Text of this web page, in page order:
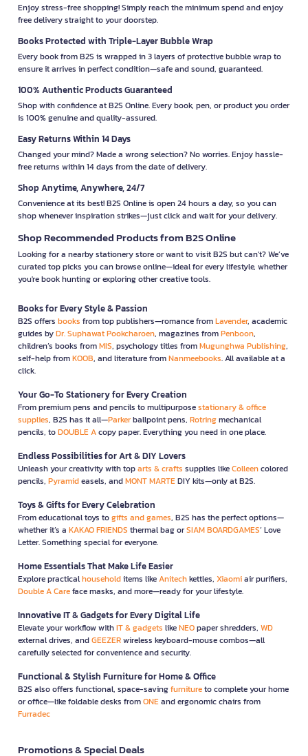
Enjoy stress-free shopping! Simply reach the minimum spend and enjoy
free delivery straight to your doorstep.
Books Protected with Triple-Layer Bubble Wrap
Every book from B2S is wrapped in 3 layers of protective bubble wrap to
ensure it arrives in perfect condition—safe and sound, guaranteed.
100% Authentic Products Guaranteed
Shop with confidence at B2S Online. Every book, pen, or product you order
is 100% genuine and quality-assured.
Easy Returns Within 14 Days
Changed your mind? Made a wrong selection? No worries. Enjoy hassle-
free returns within 14 days from the date of delivery.
Shop Anytime, Anywhere, 24/7
Convenience at its best! B2S Online is open 24 hours a day, so you can
shop whenever inspiration strikes—just click and wait for your delivery.
Shop Recommended Products from B2S Online
Looking for a nearby stationery store or want to visit B2S but can't? We’ve
curated top picks you can browse online—ideal for every lifestyle, whether
you're book hunting or exploring other creative tools.
Books for Every Style & Passion
B2S offers books from top publishers—romance fromLavender, academic
guides byDr. Suphawat Pookcharoen, magazines fromPenboon,
children’s books fromMIS, psychology titles fromMugunghwa Publishing,
self-help fromKOOB, and literature fromNanmeebooks. All available at a
click.
Your Go-To Stationery for Every Creation
From premium pens and pencils to multipurposestationary & office
supplies, B2S has it all—Parkerballpoint pens, Rotringmechanical
pencils, toDOUBLE Acopy paper. Everything you need in one place.
Endless Possibilities for Art & DIY Lovers
Unleash your creativity with toparts & crafts supplies likeColleencolored
pencils, Pyramideasels, andMONT MARTEDIY kits—only at B2S.
Toys & Gifts for Every Celebration
From educational toys togifts and games, B2S has the perfect options—
whether it’s a KAKAO FRIENDS thermal bag orSIAM BOARDGAMES’ Love
Letter. Something special for everyone.
Home Essentials That Make Life Easier
Explore practicalhouseholditems likeAnitechkettles, Xiaomiair purifiers,
Double A Careface masks, and more—ready for your lifestyle.
Innovative IT & Gadgets for Every Digital Life
Elevate your workflow withIT & gadgets likeNEOpaper shredders, WD
external drives, andGEEZERwireless keyboard-mouse combos—all
carefully selected for convenience and security.
Functional & Stylish Furniture for Home & Office
B2S also offers functional, space-savingfurnitureto complete your home
or office—like foldable desks fromONEand ergonomic chairs from
Furradec
Promotions & Special Deals